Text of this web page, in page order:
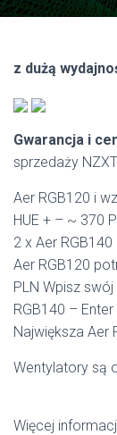
z dużą
Gwarancja i
sprzedaży
Aer RGB120 i
HUE + – ~ 370
2 x Aer
Aer RGB120
PLN Wpisz
RGB140 –
Największa Aer
Wentylatory są
Więcej